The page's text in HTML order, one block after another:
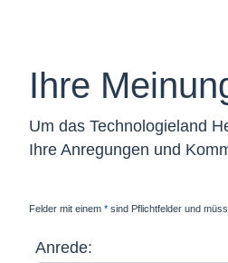
Ihre
Um das Technologieland
Ihre Anregungen und
Felder mit einem * Stern
sind Pflichtfelder und
Anrede: